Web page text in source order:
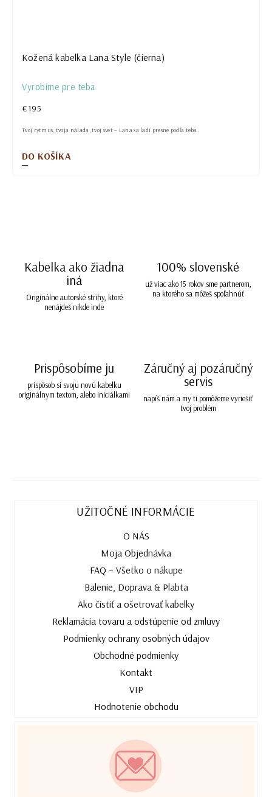
Kožená kabelka Lana Style (čierna)
Vyrobíme pre teba
€195
DO KOŠÍKA
Tvoj rytmus, tvoja nálada, tvoj svet – Lana sa ladí presne podľa teba.
Kabelka ako žiadna
iná
Originálne autorské strihy, ktoré
nenájdeš nikde inde
100% slovenské
už viac ako 15 rokov sme partnerom,
na ktorého sa môžeš spoľahnúť
Prispôsobíme ju
prispôsob si svoju novú kabelku
originálnym textom, alebo iniciálkami
Záručný aj pozáručný
servis
napíš nám a my ti pomôžeme vyriešiť
tvoj problém
UŽITOČNÉ INFORMÁCIE
O NÁS
Moja Objednávka
FAQ – Všetko o nákupe
Balenie, Doprava & Plabta
Ako čistiť a ošetrovať kabelky
Reklamácia tovaru a odstúpenie od zmluvy
Podmienky ochrany osobných údajov
Obchodné podmienky
Kontakt
VIP
Hodnotenie obchodu